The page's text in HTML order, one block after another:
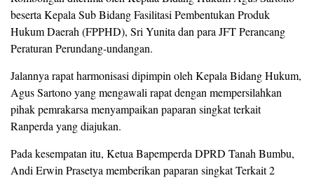
beserta Kepala Sub Bidang Fasilitasi Pembentukan Produk
Hukum Daerah (FPPHD), Sri Yunita dan para JFT Perancang
Peraturan Perundang-undangan.
Jalannya rapat harmonisasi dipimpin oleh Kepala Bidang Hukum,
Agus Sartono yang mengawali rapat dengan mempersilahkan
pihak pemrakarsa menyampaikan paparan singkat terkait
Ranperda yang diajukan.
Pada kesempatan itu, Ketua Bapemperda DPRD Tanah Bumbu,
Andi Erwin Prasetya memberikan paparan singkat Terkait 2